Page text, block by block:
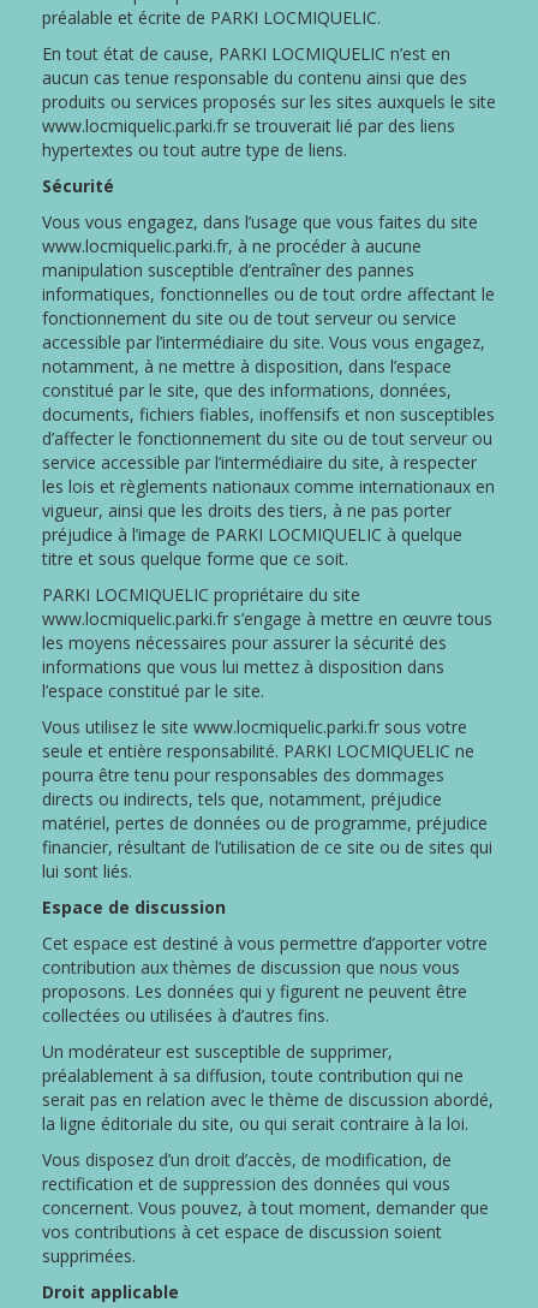
préalable et écrite de PARKI LOCMIQUELIC.
En tout état de cause, PARKI LOCMIQUELIC n’est en
aucun cas tenue responsable du contenu ainsi que des
produits ou services proposés sur les sites auxquels le site
www.locmiquelic.parki.fr se trouverait lié par des liens
hypertextes ou tout autre type de liens.
Sécurité
Vous vous engagez, dans l’usage que vous faites du site
www.locmiquelic.parki.fr, à ne procéder à aucune
manipulation susceptible d’entraîner des pannes
informatiques, fonctionnelles ou de tout ordre affectant le
fonctionnement du site ou de tout serveur ou service
accessible par l’intermédiaire du site. Vous vous engagez,
notamment, à ne mettre à disposition, dans l’espace
constitué par le site, que des informations, données,
documents, fichiers fiables, inoffensifs et non susceptibles
d’affecter le fonctionnement du site ou de tout serveur ou
service accessible par l’intermédiaire du site, à respecter
les lois et règlements nationaux comme internationaux en
vigueur, ainsi que les droits des tiers, à ne pas porter
préjudice à l’image de PARKI LOCMIQUELIC à quelque
titre et sous quelque forme que ce soit.
PARKI LOCMIQUELIC propriétaire du site
www.locmiquelic.parki.fr s’engage à mettre en œuvre tous
les moyens nécessaires pour assurer la sécurité des
informations que vous lui mettez à disposition dans
l’espace constitué par le site.
Vous utilisez le site www.locmiquelic.parki.fr sous votre
seule et entière responsabilité. PARKI LOCMIQUELIC ne
pourra être tenu pour responsables des dommages
directs ou indirects, tels que, notamment, préjudice
matériel, pertes de données ou de programme, préjudice
financier, résultant de l’utilisation de ce site ou de sites qui
lui sont liés.
Espace de discussion
Cet espace est destiné à vous permettre d’apporter votre
contribution aux thèmes de discussion que nous vous
proposons. Les données qui y figurent ne peuvent être
collectées ou utilisées à d’autres fins.
Un modérateur est susceptible de supprimer,
préalablement à sa diffusion, toute contribution qui ne
serait pas en relation avec le thème de discussion abordé,
la ligne éditoriale du site, ou qui serait contraire à la loi.
Vous disposez d’un droit d’accès, de modification, de
rectification et de suppression des données qui vous
concernent. Vous pouvez, à tout moment, demander que
vos contributions à cet espace de discussion soient
supprimées.
Droit applicable